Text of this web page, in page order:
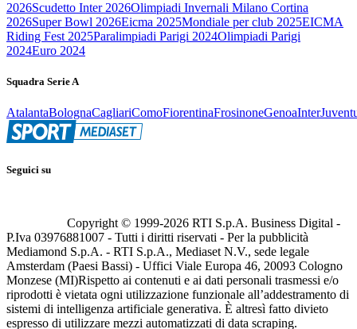
2026Scudetto Inter 2026Olimpiadi Invernali Milano Cortina
2026Super Bowl 2026Eicma 2025Mondiale per club 2025EICMA
Riding Fest 2025Paralimpiadi Parigi 2024Olimpiadi Parigi
2024Euro 2024
Squadra Serie A
AtalantaBolognaCagliariComoFiorentinaFrosinoneGenoaInter
Seguici su
Copyright © 1999-2026 RTI S.p.A. Business Digital -
P.Iva 03976881007 - Tutti i diritti riservati - Per la pubblicità
Mediamond S.p.A. - RTI S.p.A., Mediaset N.V., sede legale
Amsterdam (Paesi Bassi) - Uffici Viale Europa 46, 20093 Cologno
Monzese (MI)Rispetto ai contenuti e ai dati personali trasmessi e/o
riprodotti è vietata ogni utilizzazione funzionale all’addestramento di
sistemi di intelligenza artificiale generativa. È altresì fatto divieto
espresso di utilizzare mezzi automatizzati di data scraping.